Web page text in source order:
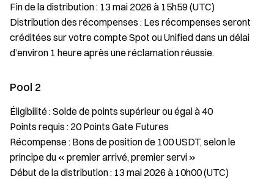
Fin de la distribution : 13 mai 2026 à 15h59 (UTC)
Distribution des récompenses : Les récompenses seront
créditées sur votre compte Spot ou Unified dans un délai
d’environ 1 heure après une réclamation réussie.
Pool 2
Éligibilité : Solde de points supérieur ou égal à 40
Points requis : 20 Points Gate Futures
Récompense : Bons de position de 100 USDT, selon le
principe du « premier arrivé, premier servi »
Début de la distribution : 13 mai 2026 à 10h00 (UTC)